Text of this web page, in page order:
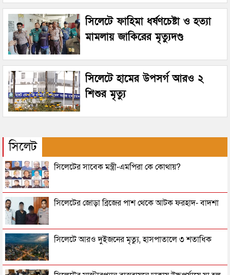
সিলেটে ফাহিমা ধর্ষণচেষ্টা ও হত্যা
মামলায় জাকিরের মৃত্যুদণ্ড
সিলেটে হামের উপসর্গ আরও ২
শিশুর মৃত্যু
সিলেট
সিলেটের সাবেক মন্ত্রী-এমপিরা কে কোথায়?
সিলেটের জোড়া ব্রিজের পাশ থেকে আটক ফরহাদ- বাদশা
সিলেটে আরও দুইজনের মৃত্যু, হাসপাতালে ৩ শতাধিক